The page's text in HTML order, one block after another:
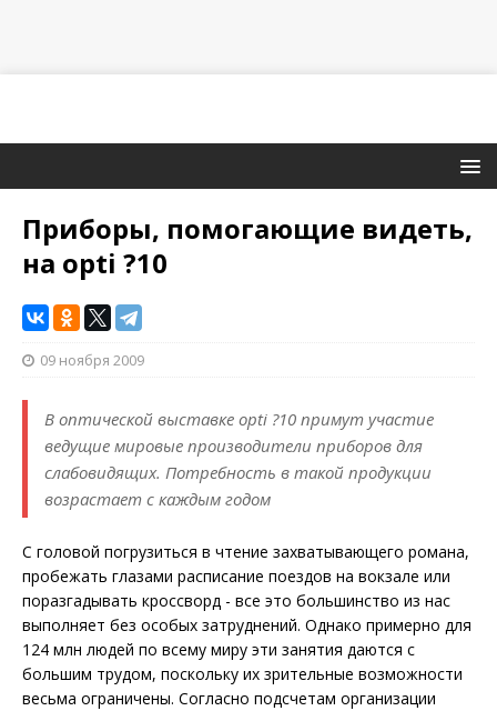
Приборы, помогающие видеть,
на opti ?10
09 ноября 2009
В оптической выставке opti ?10 примут участие
ведущие мировые производители приборов для
слабовидящих. Потребность в такой продукции
возрастает с каждым годом
С головой погрузиться в чтение захватывающего романа,
пробежать глазами расписание поездов на вокзале или
поразгадывать кроссворд - все это большинство из нас
выполняет без особых затруднений. Однако примерно для
124 млн людей по всему миру эти занятия даются с
большим трудом, поскольку их зрительные возможности
весьма ограничены. Согласно подсчетам организации